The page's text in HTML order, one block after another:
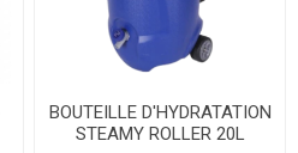
BOUTEILLE D'HYDRATATION
STEAMY ROLLER 20L